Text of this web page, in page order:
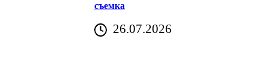
съемка
26.07.2026